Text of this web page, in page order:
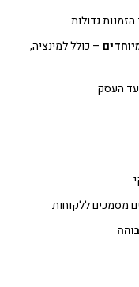
גדולות
– כולל למינציה,
עד העסק
מסמכים ללקוחות